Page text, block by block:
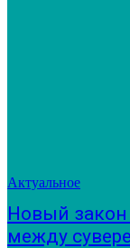
Актуальное
Новый
между